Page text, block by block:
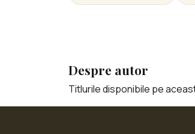
Despre autor
Titlurile disponibile pe